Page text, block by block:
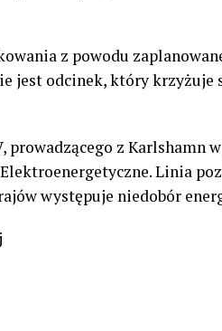
z powodu
jest odcinek, który krzyżuje
prowadzącego z Karlshamn
Linia
występuje niedobór